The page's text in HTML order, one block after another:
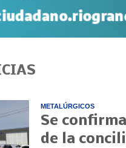
METALÚRGICOS
Se
de la